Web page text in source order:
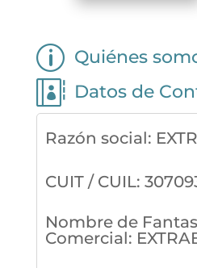
p Quiénes
 Datos de
Razón social:
CUIT / CUIL:
Nombre de
Comercial: